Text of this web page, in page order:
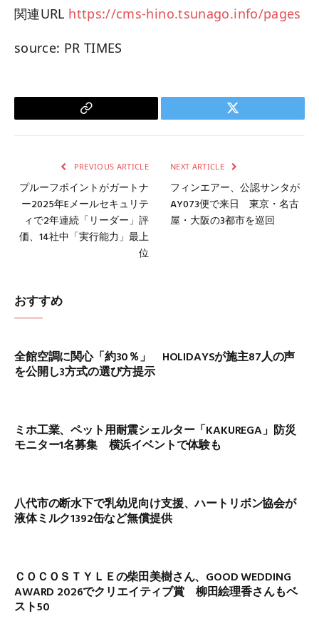
関連URL https://cms-hino.tsunago.info/pages
source: PR TIMES
Copy
Twitter
PREVIOUS ARTICLE
プルーフポイントがガートナ
ー2025年Eメールセキュリテ
ィで2年連続「リーダー」評
価、14社中「実行能力」最上
位
NEXT ARTICLE
フィンエアー、公認サンタが
AY073便で来日 東京・名古
屋・大阪の3都市を巡回
おすすめ
全館空調に関心「約30％」 HOLIDAYSが施主87人の声
を公開し3方式の選び方提示
ミホ工業、ペット用耐震シェルター「KAKUREGA」防災
モニター1名募集 横浜イベントで体験も
八代市の断水下で乳幼児向け支援、ハートリボン協会が
液体ミルク1392缶など無償提供
ＣＯＣＯＳＴＹＬＥの柴田美樹さん、GOOD WEDDING
AWARD 2026でクリエイティブ賞 柳田絵理香さんもベ
スト50